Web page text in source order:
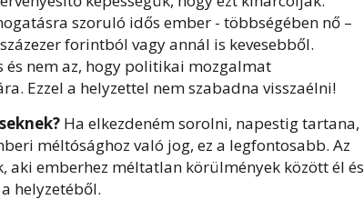
szoruló idős ember - többségében nő –
forintból vagy annál is kevesebből.
és nem az, hogy politikai mozgalmat
Ezzel a helyzettel nem szabadna visszaélni!
Ha elkezdeném sorolni, napestig tartana,
méltósághoz való jog, ez a legfontosabb. Az
aki emberhez méltatlan körülmények között él és
helyzetéből.